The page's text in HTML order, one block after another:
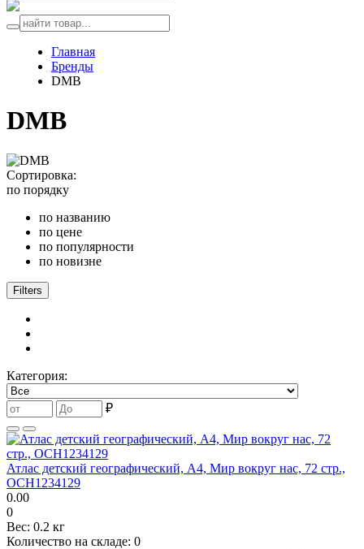
Главная
Бренды
DMB
DMB
Сортировка:
по порядку
по названию
по цене
по популярности
по новизне
Filters
Категория:
₽
Атлас детский географический, А4, Мир вокруг нас, 72 стр.,
ОСН1234129
0.00
0
Вес: 0.2 кг
Количество на складе: 0